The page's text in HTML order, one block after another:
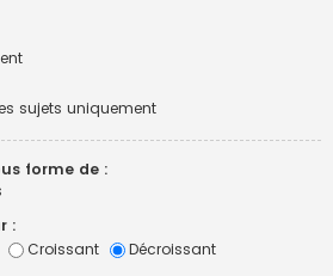
sujets uniquement
forme de :
:
Croissant
Décroissant